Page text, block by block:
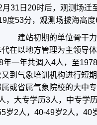
月31日20时后，观测场迁
度53分，观测场拔海高度
建站初期的单位骨干力
在以地方管理为主领导
年一年共调入4人，至
又到气象培训机构进行短
属或省属气象院校的大中
，大专学历3人，中专学
岁2人，40-49岁2人，40